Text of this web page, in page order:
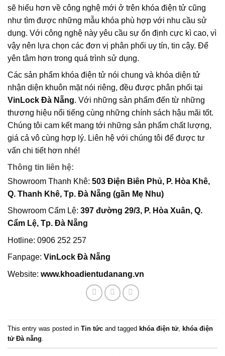
sẽ hiểu hơn về công nghệ mới ở trên khóa điện tử cũng
như tìm được những mẫu khóa phù hợp với nhu cầu sử
dụng. Với công nghệ này yêu cầu sự ổn định cực kì cao, vì
vậy nên lựa chọn các đơn vị phân phối uy tín, tin cậy. Để
yên tâm hơn trong quá trình sử dụng.
Các sản phẩm khóa điện tử nói chung và khóa diện tử
nhận diện khuôn mặt nói riêng, đều được phân phối tại
VinLock Đà Nẵng. Với những sản phẩm đến từ những
thương hiệu nổi tiếng cùng những chính sách hậu mãi tốt.
Chúng tôi cam kết mang tới những sản phẩm chất lượng,
giá cả vô cùng hợp lý. Liên hệ với chúng tôi để được tư
vấn chi tiết hơn nhé!
Thông tin liên hệ:
Showroom Thanh Khê: 503 Điện Biên Phủ, P. Hòa Khê,
Q. Thanh Khê, Tp. Đà Nẵng (gần Mẹ Nhu)
Showroom Cẩm Lệ: 397 đường 29/3, P. Hòa Xuân, Q.
Cẩm Lệ, Tp. Đà Nẵng
Hotline: 0906 252 257
Fanpage: VinLock Đà Nẵng
Website: www.khoadientudanang.vn
This entry was posted in Tin tức and tagged khóa điện tử, khóa điện
tử Đà nẵng